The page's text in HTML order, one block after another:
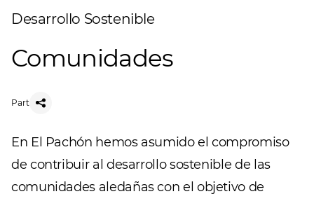
Desarrollo Sostenible
Comunidades
Part
En El Pachón hemos asumido el compromiso
de contribuir al desarrollo sostenible de las
comunidades aledañas con el objetivo de